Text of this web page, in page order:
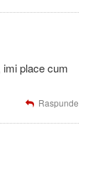
place cum
Raspunde